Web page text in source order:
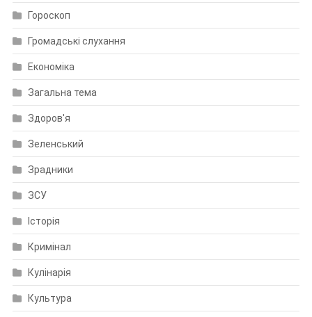
Гороскоп
Громадські слухання
Економіка
Загальна тема
Здоров'я
Зеленський
Зрадники
ЗСУ
Історія
Кримінал
Кулінарія
Культура